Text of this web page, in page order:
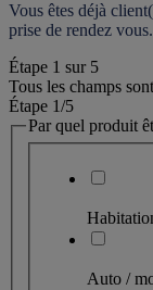
Vous êtes déjà
prise de rendez vous.
Étape 1 sur 5
Tous les champs
Étape 1/5
Par quel produit
Auto /